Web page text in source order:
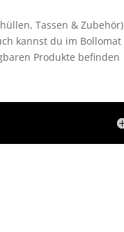
Tassen & Zubehör)
kannst du im Bollomat
Produkte befinden